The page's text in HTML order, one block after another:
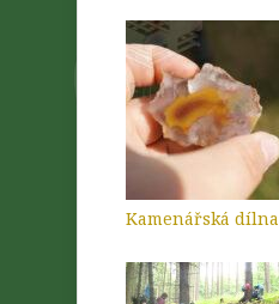
Kamenářská dílna